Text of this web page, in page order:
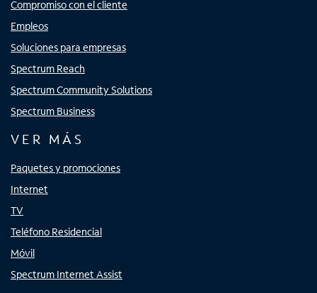
Compromiso con el cliente
Empleos
Soluciones para empresas
Spectrum Reach
Spectrum Community Solutions
Spectrum Business
VER MÁS
Paquetes y promociones
Internet
TV
Teléfono Residencial
Móvil
Spectrum Internet Assist